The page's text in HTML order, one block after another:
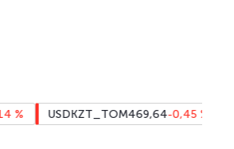
USDKZT_TOM469,64-0,45%